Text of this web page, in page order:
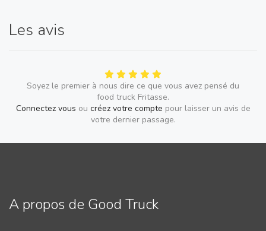
Les avis
Soyez le premier à nous dire ce que vous avez pensé du
food truck Fritasse.
Connectez vous ou créez votre compte pour laisser un avis de
votre dernier passage.
A propos de Good Truck